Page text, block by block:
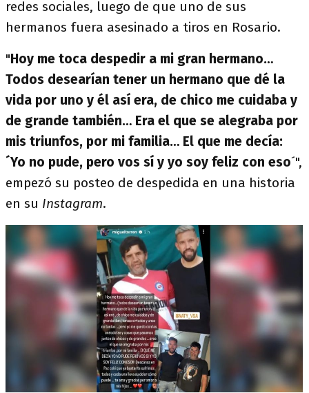
redes sociales, luego de que uno de sus
hermanos fuera asesinado a tiros en Rosario.
"Hoy me toca despedir a mi gran hermano…
Todos desearían tener un hermano que dé la
vida por uno y él así era, de chico me cuidaba y
de grande también… Era el que se alegraba por
mis triunfos, por mi familia… El que me decía:
´Yo no pude, pero vos sí y yo soy feliz con eso´",
empezó su posteo de despedida en una historia
en su Instagram.